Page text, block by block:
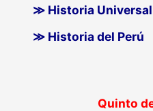
≫ Historia Universal
≫ Historia del Perú
Quinto